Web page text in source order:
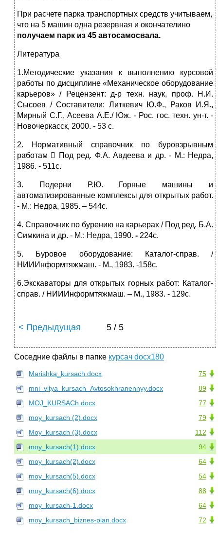
При расчете парка транспортных средств учитываем,
что на 5 машин одна резервная и окончателино
получаем парк из 45 автосамосвала.
Литература
1.Методические указания к выполнению курсовой
работы по дисциплине «Механическое оборудование
карьеров» / Рецензент: д-р техн. наук, проф. Н.И.
Сысоев / Составители: Литкевич Ю.Ф., Раков И.Я.,
Мирный С.Г., Асеева А.Е./ Юж. - Рос. гос. техн. ун-т. -
Новочеркасск, 2000. - 53 с.
2. Нормативный справочник по буровзрывным
работам  Под ред. Ф.А. Авдеева и др. - М.: Недра,
1986. - 511с.
3. Подерни Р.Ю. Горные машины и
автоматизированные комплексы для открытых работ.
- М.: Недра, 1985. – 544с.
4. Справочник по бурению на карьерах / Под ред. Б.А.
Симкина и др. - М.: Недра, 1990. - 224с.
5. Буровое оборудование: Каталог-справ. /
НИИИнформтяжмаш. - М., 1983. -158с.
6.Экскаваторы для открытых горных работ: Каталог-
справ. / НИИИнформтяжмаш. – М., 1983. - 129с.
< Предыдущая 5 / 5
Соседние файлы в папке курсач docx180
75
Marishka_kursach.docx
89
mni_vitya_kursach_Avtosokhranennyy.docx
77
MOJ_KURSACh.docx
79
moy_kursach (2).docx
112
Moy_kursach (3).docx
94
moy_kursach(1).docx
64
moy_kursach(2).docx
54
moy_kursach(5).docx
88
moy_kursach(6).docx
64
moy_kursach-1.docx
72
moy_kursach_biznes-plan.docx